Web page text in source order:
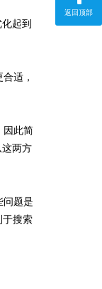
起到
适，
因此简
两方
问题是
于搜索
返回顶部